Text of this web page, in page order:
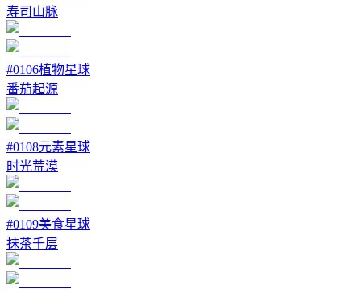
寿司山脉
#0106植物星球
番茄起源
#0108元素星球
时光荒漠
#0109美食星球
抹茶千层